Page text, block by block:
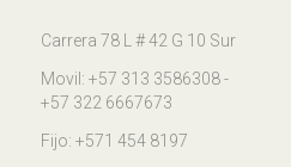
Carrera 78 L # 42 G 10 Sur
Movil: +57 313 3586308 -
+57 322 6667673
Fijo: +571 454 8197